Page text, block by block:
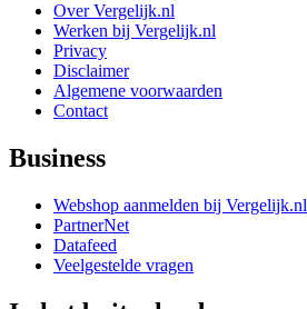
Over Vergelijk.nl
Werken bij Vergelijk.nl
Privacy
Disclaimer
Algemene voorwaarden
Contact
Business
Webshop aanmelden bij Vergelijk.nl
PartnerNet
Datafeed
Veelgestelde vragen